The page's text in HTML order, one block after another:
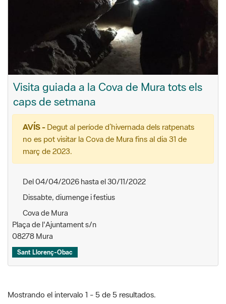
Visita guiada a la Cova de Mura tots els
caps de setmana
AVÍS - Degut al període d’hivernada dels ratpenats
no es pot visitar la Cova de Mura fins al dia 31 de
març de 2023.
Del 04/04/2026 hasta el 30/11/2022
Dissabte, diumenge i festius
Cova de Mura
Plaça de l'Ajuntament s/n
08278 Mura
Sant Llorenç-Obac
Mostrando el intervalo 1 - 5 de 5 resultados.